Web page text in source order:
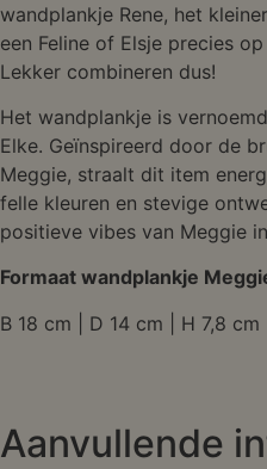
wandplankje Rene, het
een Feline of Elsje precies
Lekker combineren dus!
Het wandplankje is
Elke. Geïnspireerd door de
Meggie, straalt dit item
felle kleuren en stevige
positieve vibes van Meggie
Formaat wandplankje
B 18 cm | D 14 cm | H 7,8 cm
Aanvullende